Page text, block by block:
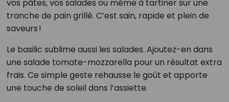
vos pâtes, vos salades ou même à tartiner sur une
tranche de pain grillé. C’est sain, rapide et plein de
saveurs !
Le basilic sublime aussi les salades. Ajoutez-en dans
une salade tomate-mozzarella pour un résultat extra
frais. Ce simple geste rehausse le goût et apporte
une touche de soleil dans l’assiette.